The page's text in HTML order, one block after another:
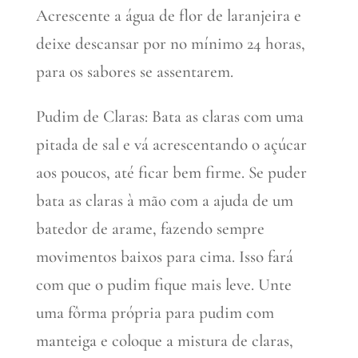
Acrescente a água de flor de laranjeira e
deixe descansar por no mínimo 24 horas,
para os sabores se assentarem.
Pudim de Claras: Bata as claras com uma
pitada de sal e vá acrescentando o açúcar
aos poucos, até ficar bem firme. Se puder
bata as claras à mão com a ajuda de um
batedor de arame, fazendo sempre
movimentos baixos para cima. Isso fará
com que o pudim fique mais leve. Unte
uma fôrma própria para pudim com
manteiga e coloque a mistura de claras,